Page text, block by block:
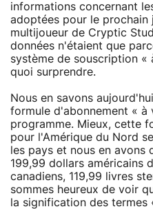
informations concernant
adoptées pour le prochain
multijoueur de Cryptic
données n'étaient que
système de souscription
quoi surprendre.
Nous en savons
formule d'abonnement « à
programme. Mieux, cette
pour l'Amérique du Nord
les pays et nous en avons
199,99 dollars américains
canadiens, 119,99 livres
sommes heureux de voir
la signification des termes